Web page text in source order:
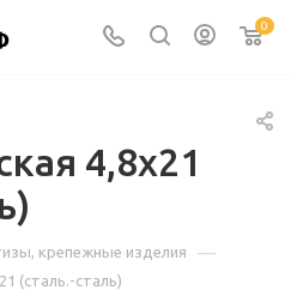
0
4,8х21
крепежные изделия —
(сталь.-сталь)